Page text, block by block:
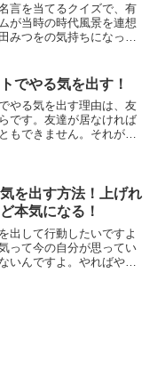
言を当てるクイズで、有
が当時の時代風景を連想
みつをの気持ちになって
田みつをの名言対決！バ
吉バカリズ...
でやる気を出す！
やる気を出す理由は、友
です。友達が居なければ
もできません。それが、
由は、まる...
を出す方法！上げれ
本気になる！
出して行動したいですよ
って今の自分が思ってい
いんですよ。やればやる